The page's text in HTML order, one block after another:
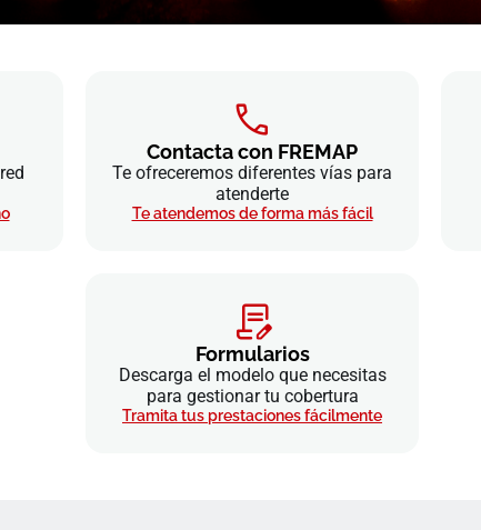
Contacta con FREMAP
Te ofreceremos diferentes vías para
atenderte
Te atendemos de forma más fácil
Formularios
Descarga el modelo que necesitas
para gestionar tu cobertura
Tramita tus prestaciones fácilmente